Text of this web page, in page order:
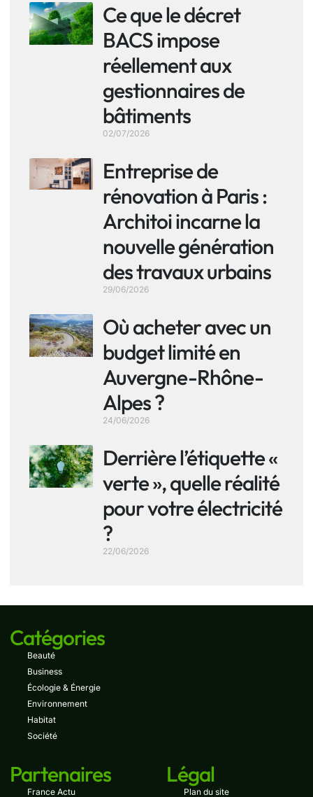
Ce que le décret
BACS impose
réellement aux
gestionnaires de
bâtiments
02/07/2026
Entreprise de
rénovation à Paris :
Architoi incarne la
nouvelle génération
des travaux urbains
29/06/2026
Où acheter avec un
budget limité en
Auvergne-Rhône-
Alpes ?
24/06/2026
Derrière l’étiquette «
verte », quelle réalité
pour votre électricité
?
22/06/2026
Catégories
Beauté
Business
Écologie & Énergie
Environnement
Habitat
Société
Partenaires
France Actu
Légal
Plan du site